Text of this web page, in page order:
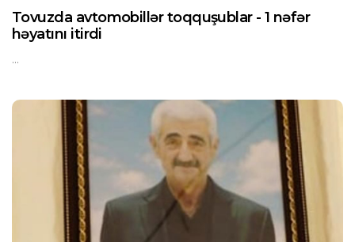
Tovuzda avtomobillər toqquşublar - 1 nəfər
həyatını itirdi
...